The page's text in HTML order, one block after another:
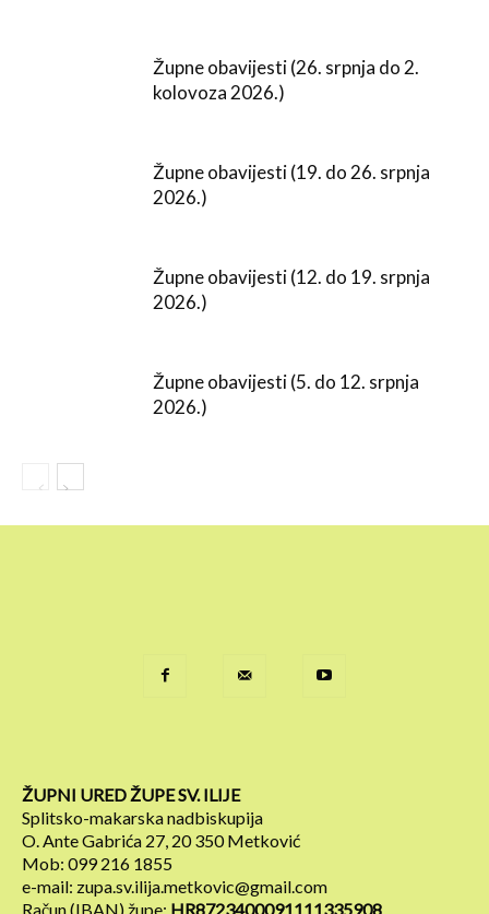
Župne obavijesti (26. srpnja do 2.
kolovoza 2026.)
Župne obavijesti (19. do 26. srpnja
2026.)
Župne obavijesti (12. do 19. srpnja
2026.)
Župne obavijesti (5. do 12. srpnja
2026.)
ŽUPNI URED ŽUPE SV. ILIJE
Splitsko-makarska nadbiskupija
O. Ante Gabrića 27, 20 350 Metković
Mob: 099 216 1855
e-mail: zupa.sv.ilija.metkovic@gmail.com
Račun (IBAN) župe: HR8723400091111335908